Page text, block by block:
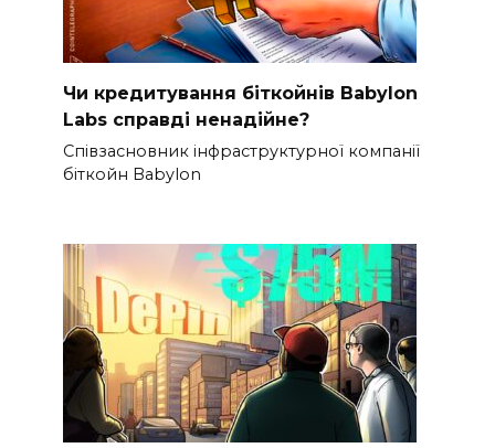
Чи кредитування біткойнів Babylon
Labs справді ненадійне?
Співзасновник інфраструктурної компанії
біткойн Babylon